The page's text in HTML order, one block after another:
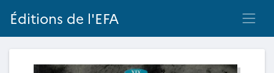
Éditions de l'EFA